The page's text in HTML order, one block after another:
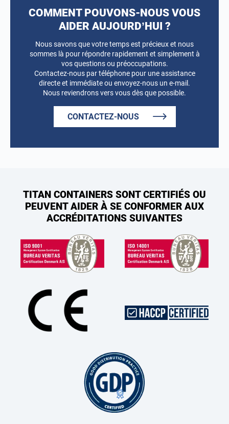
COMMENT POUVONS-NOUS VOUS
AIDER AUJOURD’HUI ?
Nous savons que votre temps est précieux et nous
sommes là pour répondre rapidement et simplement à
vos questions ou préoccupations.
Contactez-nous par téléphone pour une assistance
directe et immédiate ou envoyez-nous un e-mail.
Nous reviendrons vers vous dès que possible.
CONTACTEZ-NOUS
TITAN CONTAINERS SONT CERTIFIÉS OU
PEUVENT AIDER À SE CONFORMER AUX
ACCRÉDITATIONS SUIVANTES